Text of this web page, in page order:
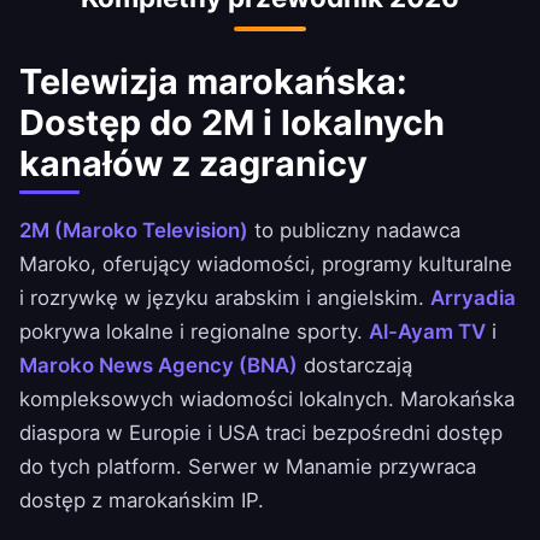
Telewizja marokańska:
Dostęp do 2M i lokalnych
kanałów z zagranicy
2M (Maroko Television) to publiczny nadawca
Maroko, oferujący wiadomości, programy kulturalne
i rozrywkę w języku arabskim i angielskim. Arryadia
pokrywa lokalne i regionalne sporty. Al-Ayam TV i
Maroko News Agency (BNA) dostarczają
kompleksowych wiadomości lokalnych. Marokańska
diaspora w Europie i USA traci bezpośredni dostęp
do tych platform. Serwer w Manamie przywraca
dostęp z marokańskim IP.